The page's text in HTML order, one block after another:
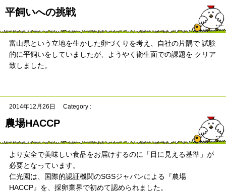
平飼いへの挑戦
富山県という立地を生かした卵づくりを考え、自社の片隅で 試験
的に平飼いをしていましたが、ようやく衛生面での課題を クリア
致しました。
2014年12月26日 Category :
農場HACCP
より安全で美味しい食品をお届けするのに「目に見える基準」が
必要となっています。
仁光園は、国際的認証機関のSGSジャパンによる『農場
HACCP』を、採卵業界で初めて認められました。